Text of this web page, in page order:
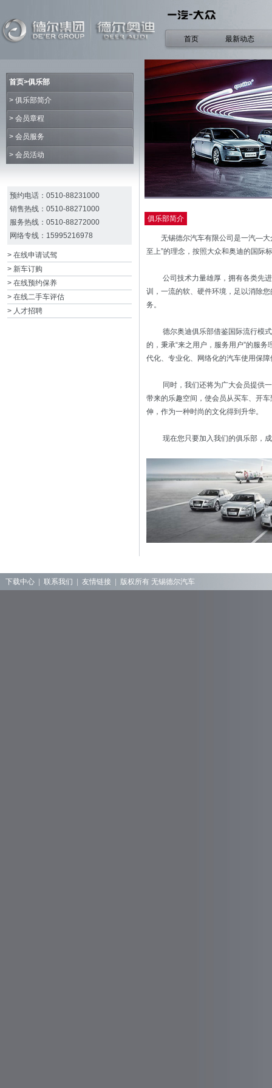
首页 最新动态
首页>俱乐部
> 俱乐部简介
> 会员章程
> 会员服务
> 会员活动
预约电话：0510-88231000
销售热线：0510-88271000
服务热线：0510-88272000
网络专线：15995216978
> 在线申请试驾
> 新车订购
> 在线预约保养
> 在线二手车评估
> 人才招聘
俱乐部简介
无锡德尔汽车有限公司是一汽—大众
至上”的理念，按照大众和奥迪的国际
公司技术力量雄厚，拥有各类先进
训，一流的软、硬件环境，足以消除
务。
德尔奥迪俱乐部借鉴国际流行模式
的，秉承“来之用户，服务用户”的服
代化、专业化、网络化的汽车使用保障
同时，我们还将为广大会员提供一
带来的乐趣空间，使会员从买车、开
伸，作为一种时尚的文化得到升华。
现在您只要加入我们的俱乐部，成
下载中心 联系我们 友情链接 版权所有 无锡德尔汽车